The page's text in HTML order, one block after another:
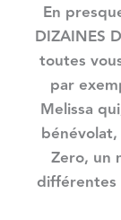
En
DIZAINES
toutes
par
Melissa
Zero, un
différentes